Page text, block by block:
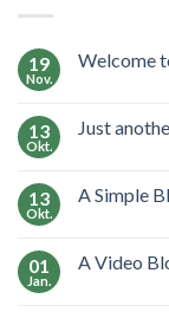
19
Nov.
Welcome
13
Okt.
Just
13
Okt.
A Simple
01
Jan.
A Video